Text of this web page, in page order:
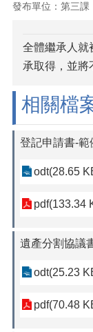
發布單位：第三課
全體繼承人就
承取得，並將
相關檔
登記申請書-範
odt(28.65
pdf(133.34
遺產分割協議
odt(25.23
pdf(70.48